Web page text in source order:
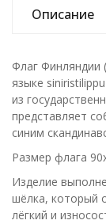
Описание
Флаг Финляндии
языке
из
представляет
синим
Размер флага
Изделие
шёлка, который
лёгкий и